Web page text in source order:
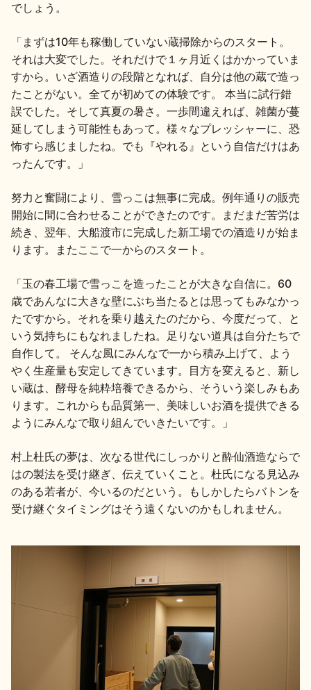
でしょう。
「まずは10年も稼働していない蔵掃除からのスタート。
それは大変でした。それだけで１ヶ月近くはかかっていま
すから。いざ酒造りの段階となれば、自分は他の蔵で造っ
たことがない。全てが初めての体験です。 本当に試行錯
誤でした。そして真夏の暑さ。一歩間違えれば、雑菌が蔓
延してしまう可能性もあって。様々なプレッシャーに、恐
怖すら感じましたね。でも『やれる』という自信だけはあ
ったんです。」
努力と奮闘により、雪っこは無事に完成。例年通りの販売
開始に間に合わせることができたのです。まだまだ苦労は
続き、翌年、大船渡市に完成した新工場での酒造りが始ま
ります。またここで一からのスタート。
「玉の春工場で雪っこを造ったことが大きな自信に。60
歳であんなに大きな壁にぶち当たるとは思ってもみなかっ
たですから。それを乗り越えたのだから、今度だって、と
いう気持ちにもなれましたね。足りない道具は自分たちで
自作して。 そんな風にみんなで一から積み上げて、よう
やく生産量も安定してきています。目方を変えると、新し
い蔵は、酵母を純粋培養できるから、そういう楽しみもあ
ります。これからも品質第一、美味しいお酒を提供できる
ようにみんなで取り組んでいきたいです。」
村上杜氏の夢は、次なる世代にしっかりと酔仙酒造ならで
はの製法を受け継ぎ、伝えていくこと。杜氏になる見込み
のある若者が、今いるのだという。もしかしたらバトンを
受け継ぐタイミングはそう遠くないのかもしれません。